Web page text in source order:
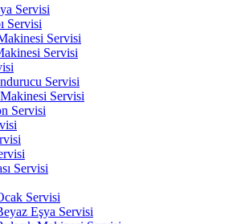
Servisi
Servisi
Servisi
Servisi
Servisi
Servisi
Servisi
Servisi
Servisi
Eşya Servisi